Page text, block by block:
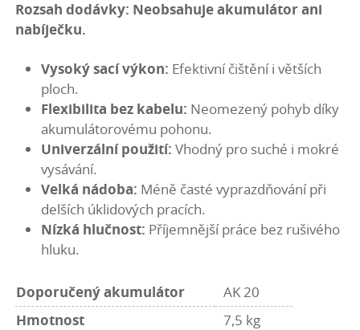
Rozsah dodávky: Neobsahuje akumulátor ani
nabíječku.
Vysoký sací výkon: Efektivní čištění i větších
ploch.
Flexibilita bez kabelu: Neomezený pohyb díky
akumulátorovému pohonu.
Univerzální použití: Vhodný pro suché i mokré
vysávání.
Velká nádoba: Méně časté vyprazdňování při
delších úklidových pracích.
Nízká hlučnost: Příjemnější práce bez rušivého
hluku.
Doporučený akumulátor
AK 20
Hmotnost
7,5 kg